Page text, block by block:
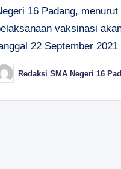
16 Padang,
vaksinasi
22 September
Redaksi SMA Negeri 16